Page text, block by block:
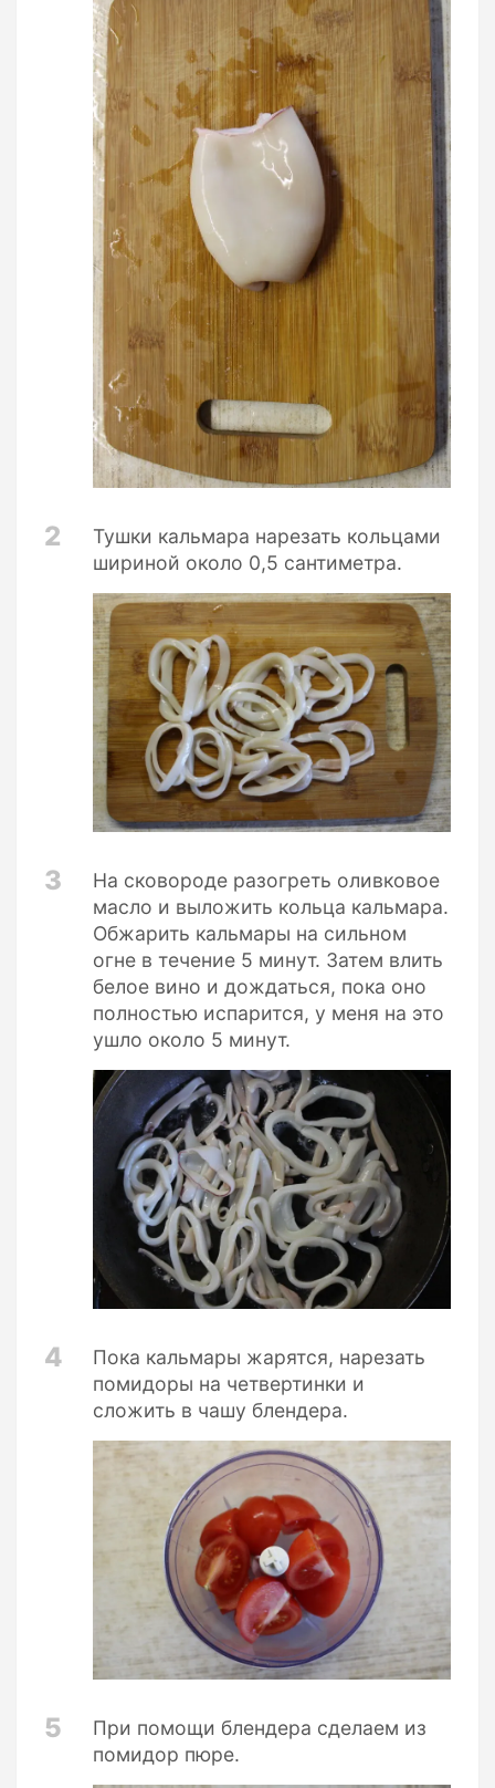
2
Тушки кальмара нарезать кольцами
шириной около 0,5 сантиметра.
3
На сковороде разогреть оливковое
масло и выложить кольца кальмара.
Обжарить кальмары на сильном
огне в течение 5 минут. Затем влить
белое вино и дождаться, пока оно
полностью испарится, у меня на это
ушло около 5 минут.
4
Пока кальмары жарятся, нарезать
помидоры на четвертинки и
сложить в чашу блендера.
5
При помощи блендера сделаем из
помидор пюре.